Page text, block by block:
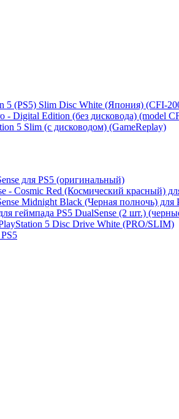
5 (PS5) Slim Disc White (Япония) (CFI-
- Digital Edition (без дисковода) (model
5 Slim (с дисководом) (GameReplay)
для PS5 (оригинальный)
- Cosmic Red (Космический красный)
Midnight Black (Черная полночь) для
геймпада PS5 DualSense (2 шт.)
5 Disc Drive White (PRO/SLIM)